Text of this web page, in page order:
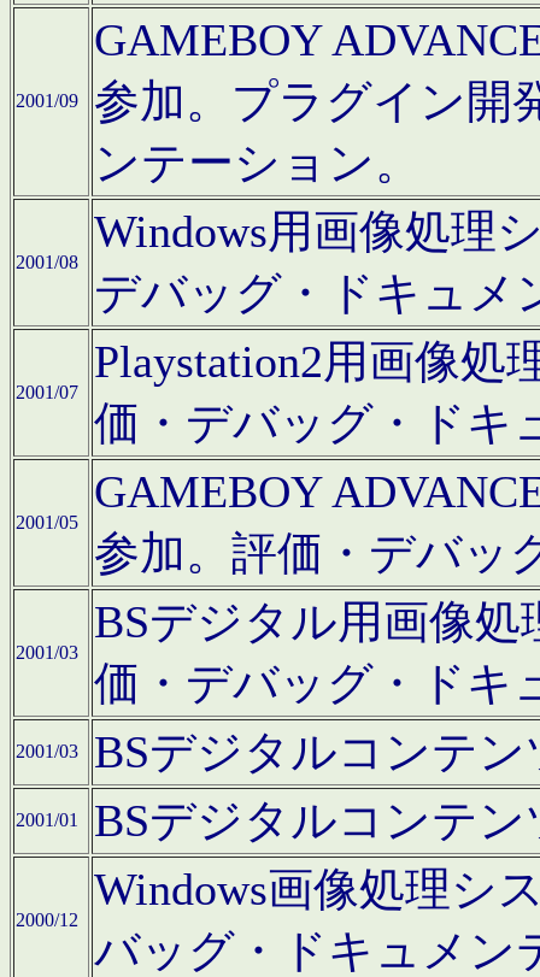
2001/09
GAMEBOY
参加。プラグイン開
ンテーション。
2001/08
Windows用画像処理
デバッグ・ドキュメ
2001/07
Playstation2用画像
価・デバッグ・ドキ
2001/05
GAMEBOY
参加。評価・デバッ
2001/03
BSデジタル用画像
価・デバッグ・ドキ
2001/03 BSデジタルコンテ
2001/01 BSデジタルコンテ
2000/12
Windows画像処理シ
バッグ・ドキュメン